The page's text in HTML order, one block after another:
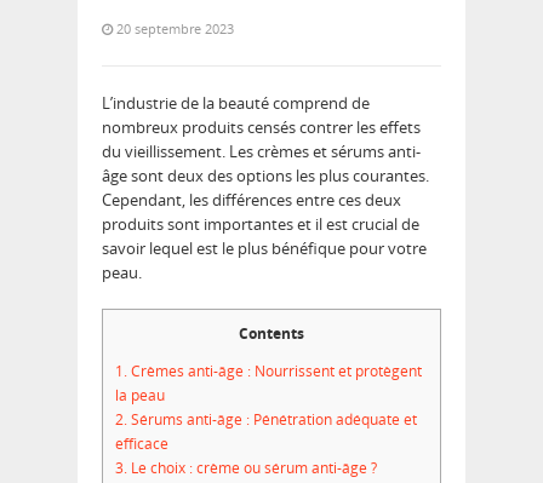
20 septembre 2023
L’industrie de la beauté comprend de
nombreux produits censés contrer les effets
du vieillissement. Les crèmes et sérums anti-
âge sont deux des options les plus courantes.
Cependant, les différences entre ces deux
produits sont importantes et il est crucial de
savoir lequel est le plus bénéfique pour votre
peau.
Contents
1.Crèmes anti-âge : Nourrissent et protègent
la peau
2.Sérums anti-âge : Pénétration adéquate et
efficace
3. Le choix : crème ou sérum anti-âge ?